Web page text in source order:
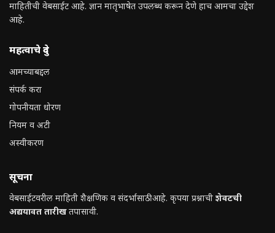
माहितीची वेबसाईट आहे. ज्ञान मातृभाषेत उपलब्ध करून देणे हाच आमचा उद्देश
आहे.
महत्वाचे दुवे
आमच्याबद्दल
संपर्क करा
गोपनीयता धोरण
नियम व अटी
अस्वीकरण
सूचना
वेबसाईटवरील माहिती शैक्षणिक व संदर्भासाठी आहे. कृपया प्रश्नाची शेवटची
अद्ययावत तारीखतपासावी.